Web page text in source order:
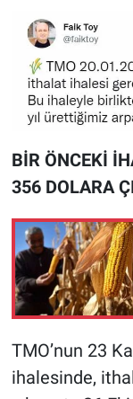
BİR ÖNCEKİ
356 DOLARA
TMO’nun 23
ihalesinde,